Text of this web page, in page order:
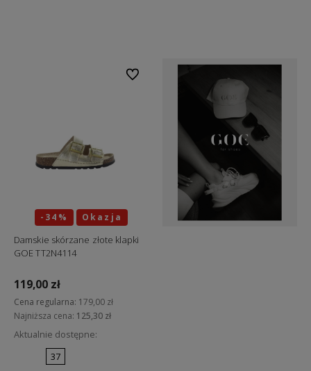
-34% Okazja
Damskie skórzane złote klapki
GOE TT2N4114
119,00 zł
Cena regularna: 179,00 zł
Najniższa cena: 125,30 zł
Aktualnie dostępne:
37
Do ulubionych